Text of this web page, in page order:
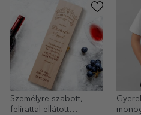
Személyre szabott,
felirattal ellátott